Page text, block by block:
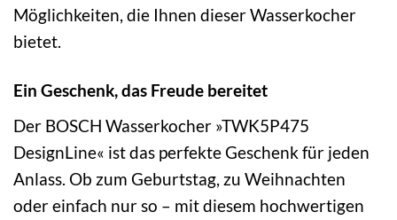
Möglichkeiten, die Ihnen dieser Wasserkocher
bietet.
Ein Geschenk, das Freude bereitet
Der BOSCH Wasserkocher »TWK5P475
DesignLine« ist das perfekte Geschenk für jeden
Anlass. Ob zum Geburtstag, zu Weihnachten
oder einfach nur so – mit diesem hochwertigen